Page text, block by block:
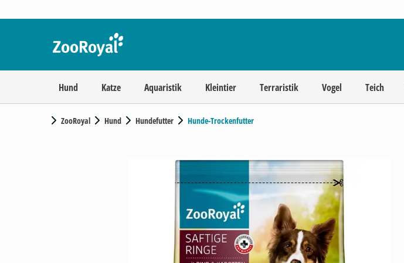
Hund Katze Aquaristik Kleintier Terraristik Vogel Teich
ZooRoyal Hund Hundefutter Hunde-Trockenfutter